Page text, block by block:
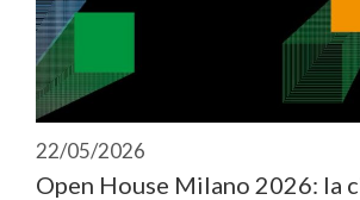
22/05/2026
Open House Milano 2026: la